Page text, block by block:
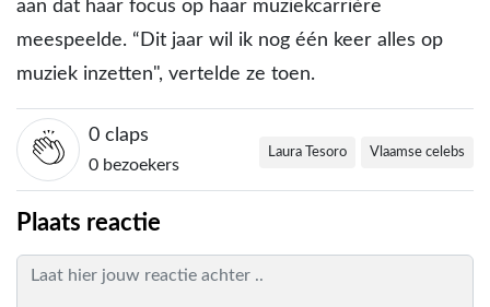
aan dat haar focus op haar muziekcarrière
meespeelde. “Dit jaar wil ik nog één keer alles op
muziek inzetten", vertelde ze toen.
0 claps
0 bezoekers
Laura Tesoro Vlaamse celebs
Plaats reactie